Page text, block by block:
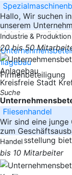
Hallo, Wir suchen
unserem
einbringen möchte
Industrie & Produktion
20 bis 50
Kreisfreie Stadt
Suche
Fliesenhandel
Wir sind eine junge
zum
qm Ausstellung
Handel
bis 10 Mitarbeiter